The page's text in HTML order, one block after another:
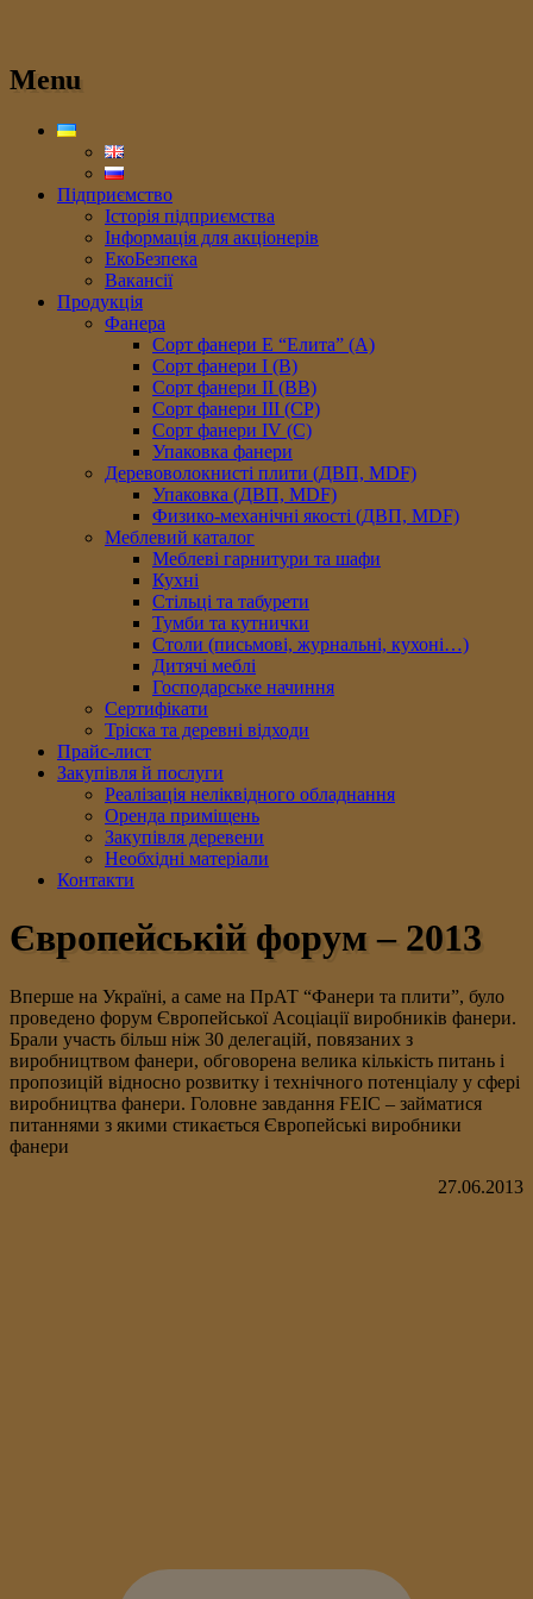
Menu
Підприємство
Історія підприємства
Інформація для акціонерів
ЕкоБезпека
Вакансії
Продукція
Фанера
Сорт фанери E “Елита” (A)
Сорт фанери I (В)
Сорт фанери II (ВB)
Сорт фанери III (CP)
Сорт фанери IV (C)
Упаковка фанери
Деревоволокнисті плити (ДВП, MDF)
Упаковка (ДВП, MDF)
Физико-механічні якості (ДВП, MDF)
Меблевий каталог
Меблеві гарнитури та шафи
Кухні
Стільці та табурети
Тумби та кутнички
Столи (письмові, журнальні, кухоні…)
Дитячі меблі
Господарське начиння
Сертифікати
Тріска та деревні відходи
Прайс-лист
Закупівля й послуги
Реалізація неліквідного обладнання
Оренда приміщень
Закупівля деревени
Необхідні матеріали
Контакти
Європейській форум – 2013
Вперше на Україні, а саме на ПрАТ “Фанери та плити”, було
проведено форум Європейської Асоціації виробників фанери.
Брали участь більш ніж 30 делегацій, повязаних з
виробництвом фанери, обговорена велика кількість питань і
пропозицій відносно розвитку і технічного потенціалу у сфері
виробництва фанери. Головне завдання FEIC – займатися
питаннями з якими стикається Європейські виробники
фанери
27.06.2013